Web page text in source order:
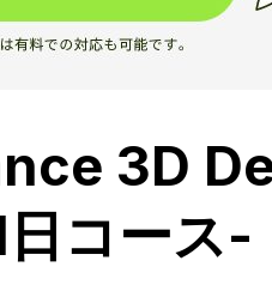
3D
日コース-